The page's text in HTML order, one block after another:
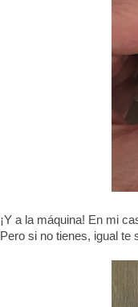
¡Y a la máquina! En mi
Pero si no tienes, igual te